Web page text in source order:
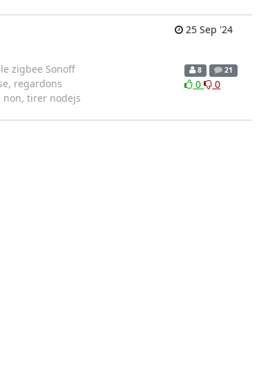
25 Sep '24
zigbee Sonoff
regardons
non, tirer nodejs
8 21
0 0